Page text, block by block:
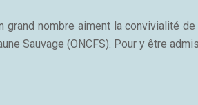
nombre aiment la convivialité
Sauvage (ONCFS). Pour y être